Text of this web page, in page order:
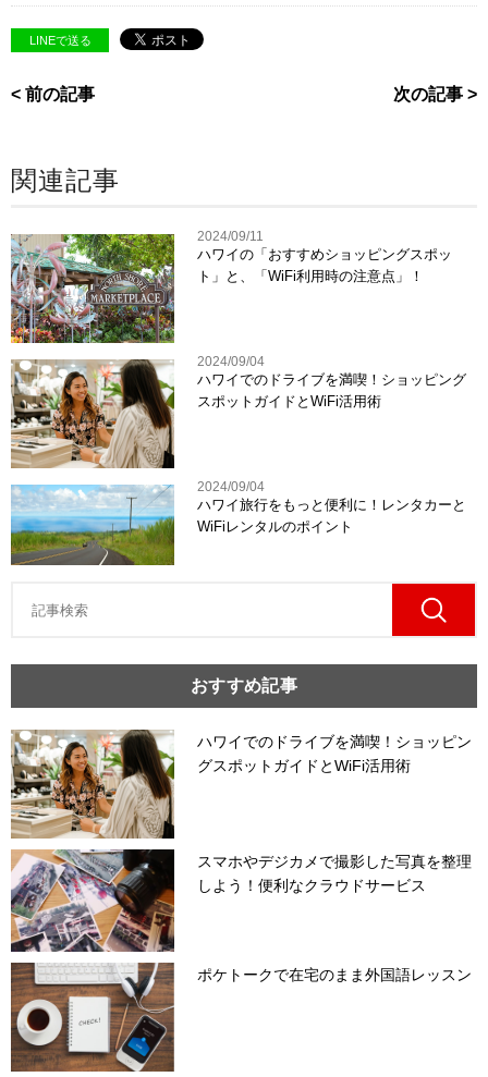
LINEで送る
< 前の記事 次の記事 >
関連記事
2024/09/11
ハワイの「おすすめショッピングスポッ
ト」と、「WiFi利用時の注意点」！
2024/09/04
ハワイでのドライブを満喫！ショッピング
スポットガイドとWiFi活用術
2024/09/04
ハワイ旅行をもっと便利に！レンタカーと
WiFiレンタルのポイント
おすすめ記事
ハワイでのドライブを満喫！ショッピン
グスポットガイドとWiFi活用術
スマホやデジカメで撮影した写真を整理
しよう！便利なクラウドサービス
ポケトークで在宅のまま外国語レッスン